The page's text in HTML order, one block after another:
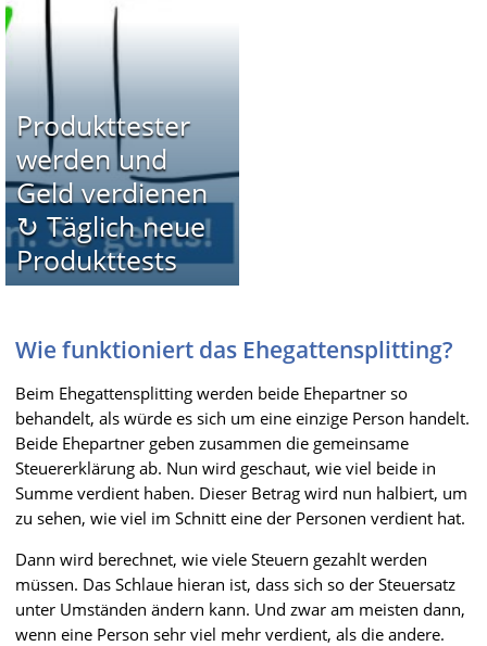
Produkttester
werden und
Geld verdienen
↻ Täglich neue
Produkttests
Wie funktioniert das Ehegattensplitting?
Beim Ehegattensplitting werden beide Ehepartner so
behandelt, als würde es sich um eine einzige Person handelt.
Beide Ehepartner geben zusammen die gemeinsame
Steuererklärung ab. Nun wird geschaut, wie viel beide in
Summe verdient haben. Dieser Betrag wird nun halbiert, um
zu sehen, wie viel im Schnitt eine der Personen verdient hat.
Dann wird berechnet, wie viele Steuern gezahlt werden
müssen. Das Schlaue hieran ist, dass sich so der Steuersatz
unter Umständen ändern kann. Und zwar am meisten dann,
wenn eine Person sehr viel mehr verdient, als die andere.